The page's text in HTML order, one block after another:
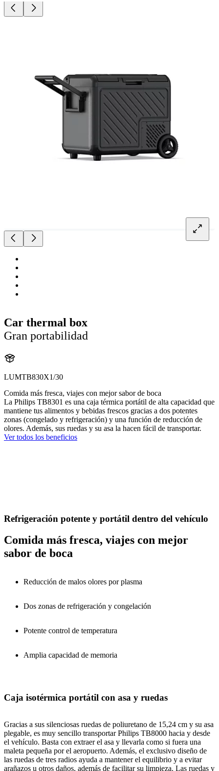
Car thermal box
Gran portabilidad
LUMTB830X1/30
Comida más fresca, viajes con mejor sabor de boca
La Philips TB8301 es una caja térmica portátil de alta capacidad que
mantiene tus alimentos y bebidas frescos gracias a dos potentes
zonas (congelado y refrigeración) y una función de reducción de
olores. Además, sus ruedas y su asa la hacen fácil de transportar.
Ver todos los beneficios
Refrigeración potente y portátil dentro del vehículo
Comida más fresca, viajes con mejor
sabor de boca
Reducción de malos olores por plasma
Dos zonas de refrigeración y congelación
Potente control de temperatura
Amplia capacidad de memoria
Caja isotérmica portátil con asa y ruedas
Gracias a sus silenciosas ruedas de poliuretano de 15,24 cm y su asa
plegable, es muy sencillo transportar Philips TB8000 hacia y desde
el vehículo. Basta con extraer el asa y llevarla como si fuera una
maleta pequeña por el aeropuerto. Además, el exclusivo diseño de
las ruedas de tres radios ayuda a mantener el equilibrio y a evitar
arañazos u otros daños, además de facilitar su limpieza. Las ruedas y